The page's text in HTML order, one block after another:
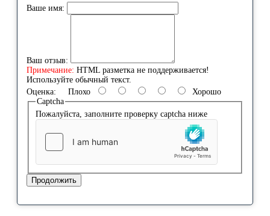
Ваше имя:
Ваш отзыв:
Примечание: HTML разметка не поддерживается!
Используйте обычный текст.
Оценка: Плохо
Хорошо
Captcha
Пожалуйста, заполните проверку captcha ниже
Продолжить